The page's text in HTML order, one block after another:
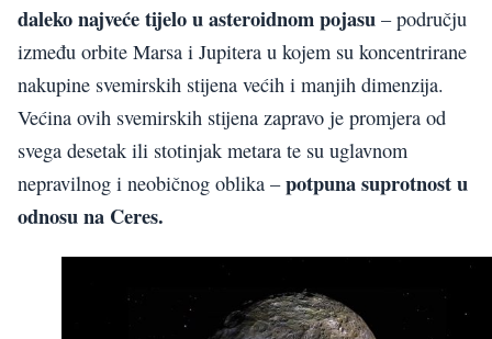
daleko najveće tijelo u asteroidnom pojasu – području
između orbite Marsa i Jupitera u kojem su koncentrirane
nakupine svemirskih stijena većih i manjih dimenzija.
Većina ovih svemirskih stijena zapravo je promjera od
svega desetak ili stotinjak metara te su uglavnom
nepravilnog i neobičnog oblika –potpuna suprotnost u
odnosu na Ceres.